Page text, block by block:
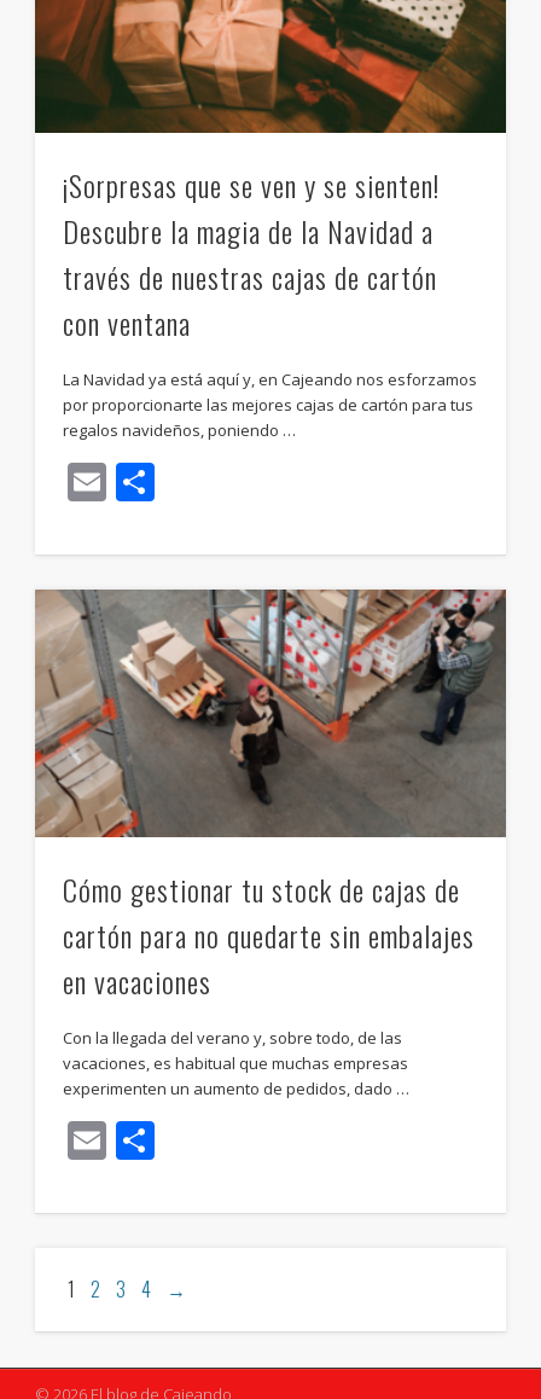
¡Sorpresas que se ven y se sienten!
Descubre la magia de la Navidad a
través de nuestras cajas de cartón
con ventana
La Navidad ya está aquí y, en Cajeando nos esforzamos
por proporcionarte las mejores cajas de cartón para tus
regalos navideños, poniendo …
Email
Cómo gestionar tu stock de cajas de
cartón para no quedarte sin embalajes
en vacaciones
Con la llegada del verano y, sobre todo, de las
vacaciones, es habitual que muchas empresas
experimenten un aumento de pedidos, dado …
Email
1 2 3 4 →
© 2026 El blog de Cajeando